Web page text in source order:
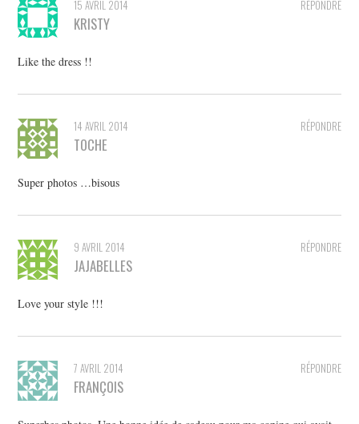
RÉPONDRE
15 AVRIL 2014
KRISTY
Like the dress !!
RÉPONDRE
14 AVRIL 2014
TOCHE
Super photos …bisous
RÉPONDRE
9 AVRIL 2014
JAJABELLES
Love your style !!!
RÉPONDRE
7 AVRIL 2014
FRANÇOIS